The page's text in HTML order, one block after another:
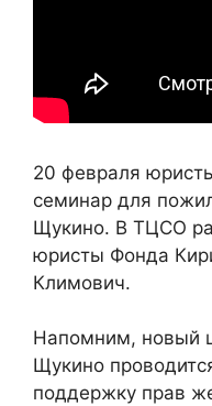
20 февраля
семинар для
Щукино. В ТЦСО
юристы Фонда
Климович.
Напомним, новый
Щукино
поддержку прав